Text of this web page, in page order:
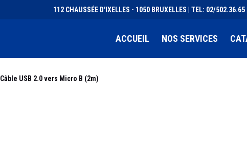
112 CHAUSSÉE D'IXELLES - 1050 BRUXELLES | TEL: 02/
ACCUEIL NOS SERVICES
Câble USB 2.0 vers Micro B (2m)